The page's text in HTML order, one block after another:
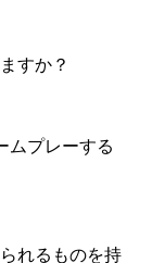
すか？
ムプレーする
れるものを持